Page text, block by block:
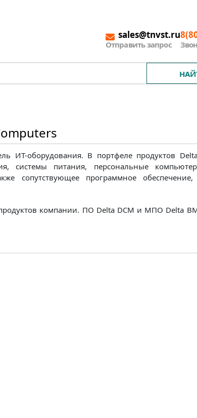
sales@tnvst.ru
Отправить запрос
ИТ-оборудования. В портфеле продуктов
системы питания, персональные
сопутствующее программное
компании. ПО Delta DCM и МПО Delta